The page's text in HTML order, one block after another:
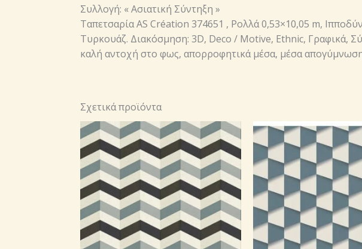
Συλλογή: « Ασιατική Σύντηξη »
Ταπετσαρία AS Création 374651 , Ρολλά 0,53×10,05 m,
Τυρκουάζ. Διακόσμηση: 3D, Deco / Motive, Ethnic, Γραφικά,
καλή αντοχή στο φως, απορροφητικά μέσα, μέσα
Σχετικά προϊόντα